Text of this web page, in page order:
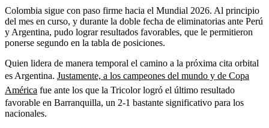
Colombia sigue con paso firme hacia el Mundial 2026. Al principio
del mes en curso, y durante la doble fecha de eliminatorias ante Perú
y Argentina, pudo lograr resultados favorables, que le permitieron
ponerse segundo en la tabla de posiciones.
Quien lidera de manera temporal el camino a la próxima cita orbital
es Argentina. Justamente, a los campeones del mundo y de Copa
América fue ante los que la Tricolor logró el último resultado
favorable en Barranquilla, un 2-1 bastante significativo para los
nacionales.